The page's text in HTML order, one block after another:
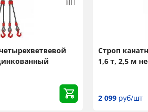
Строп
1,6 т, 2,5 м
2 099 руб/шт